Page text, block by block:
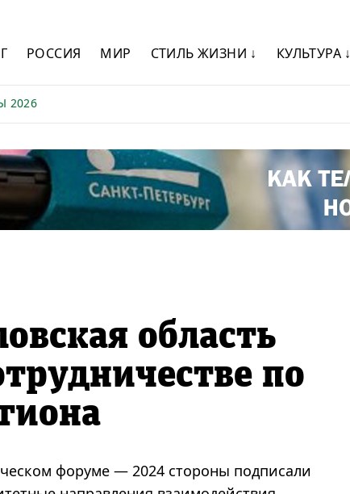
РОССИЯ МИР СТИЛЬ ЖИЗНИ ↓ КУЛЬТУРА ↓
2026
область
по
форуме — 2024 стороны подписали